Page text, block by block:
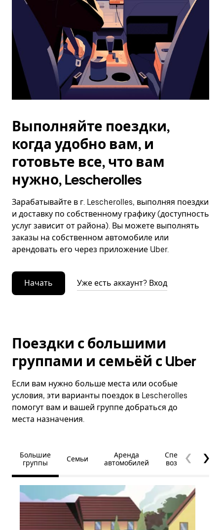
Выполняйте поездки,
когда удобно вам, и
готовьте все, что вам
нужно, Lescherolles
Зарабатывайте в г. Lescherolles, выполняя поездки
и доставку по собственному графику (доступность
услуг зависит от района). Вы можете выполнять
заказы на собственном автомобиле или
арендовать его через приложение Uber.
Начать Уже есть аккаунт? Вход
Поездки с большими
группами и семьёй с Uber
Если вам нужно больше места или особые
условия, эти варианты поездок в Lescherolles
помогут вам и вашей группе добраться до
места назначения.
Большие
группы
Семьи
Аренда
автомобилей
Специальные
возможности